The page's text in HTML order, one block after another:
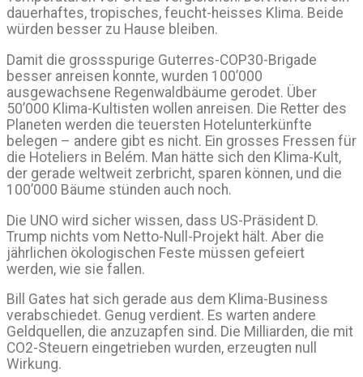
dauerhaftes, tropisches, feucht-heisses Klima. Beide
würden besser zu Hause bleiben.
Damit die grossspurige Guterres-COP30-Brigade
besser anreisen konnte, wurden 100’000
ausgewachsene Regenwaldbäume gerodet. Über
50’000 Klima-Kultisten wollen anreisen. Die Retter des
Planeten werden die teuersten Hotelunterkünfte
belegen – andere gibt es nicht. Ein grosses Fressen für
die Hoteliers in Belém. Man hätte sich den Klima-Kult,
der gerade weltweit zerbricht, sparen können, und die
100’000 Bäume stünden auch noch.
Die UNO wird sicher wissen, dass US-Präsident D.
Trump nichts vom Netto-Null-Projekt hält. Aber die
jährlichen ökologischen Feste müssen gefeiert
werden, wie sie fallen.
Bill Gates hat sich gerade aus dem Klima-Business
verabschiedet. Genug verdient. Es warten andere
Geldquellen, die anzuzapfen sind. Die Milliarden, die mit
CO2-Steuern eingetrieben wurden, erzeugten null
Wirkung.